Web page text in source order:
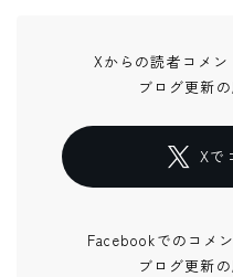
Xからの読者コメン
ブログ更新
Xで
Facebookでのコメ
ブログ更新